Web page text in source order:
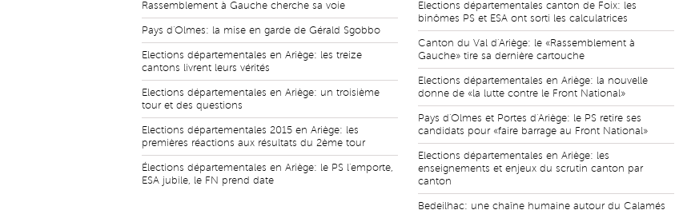
Rassemblement à Gauche cherche sa voie
Pays d'Olmes: la mise en garde de Gérald Sgobbo
Elections départementales en Ariège: les treize
cantons livrent leurs vérités
Elections départementales en Ariège: un troisième
tour et des questions
Elections départementales 2015 en Ariège: les
premières réactions aux résultats du 2ème tour
Élections départementales en Ariège: le PS l'emporte,
ESA jubile, le FN prend date
Elections départementales canton de Foix: les
binômes PS et ESA ont sorti les calculatrices
Canton du Val d'Ariège: le «Rassemblement à
Gauche» tire sa dernière cartouche
Elections départementales en Ariège: la nouvelle
donne de «la lutte contre le Front National»
Pays d'Olmes et Portes d'Ariège: le PS retire ses
candidats pour «faire barrage au Front National»
Elections départementales en Ariège: les
enseignements et enjeux du scrutin canton par
canton
Bedeilhac: une chaîne humaine autour du Calamés